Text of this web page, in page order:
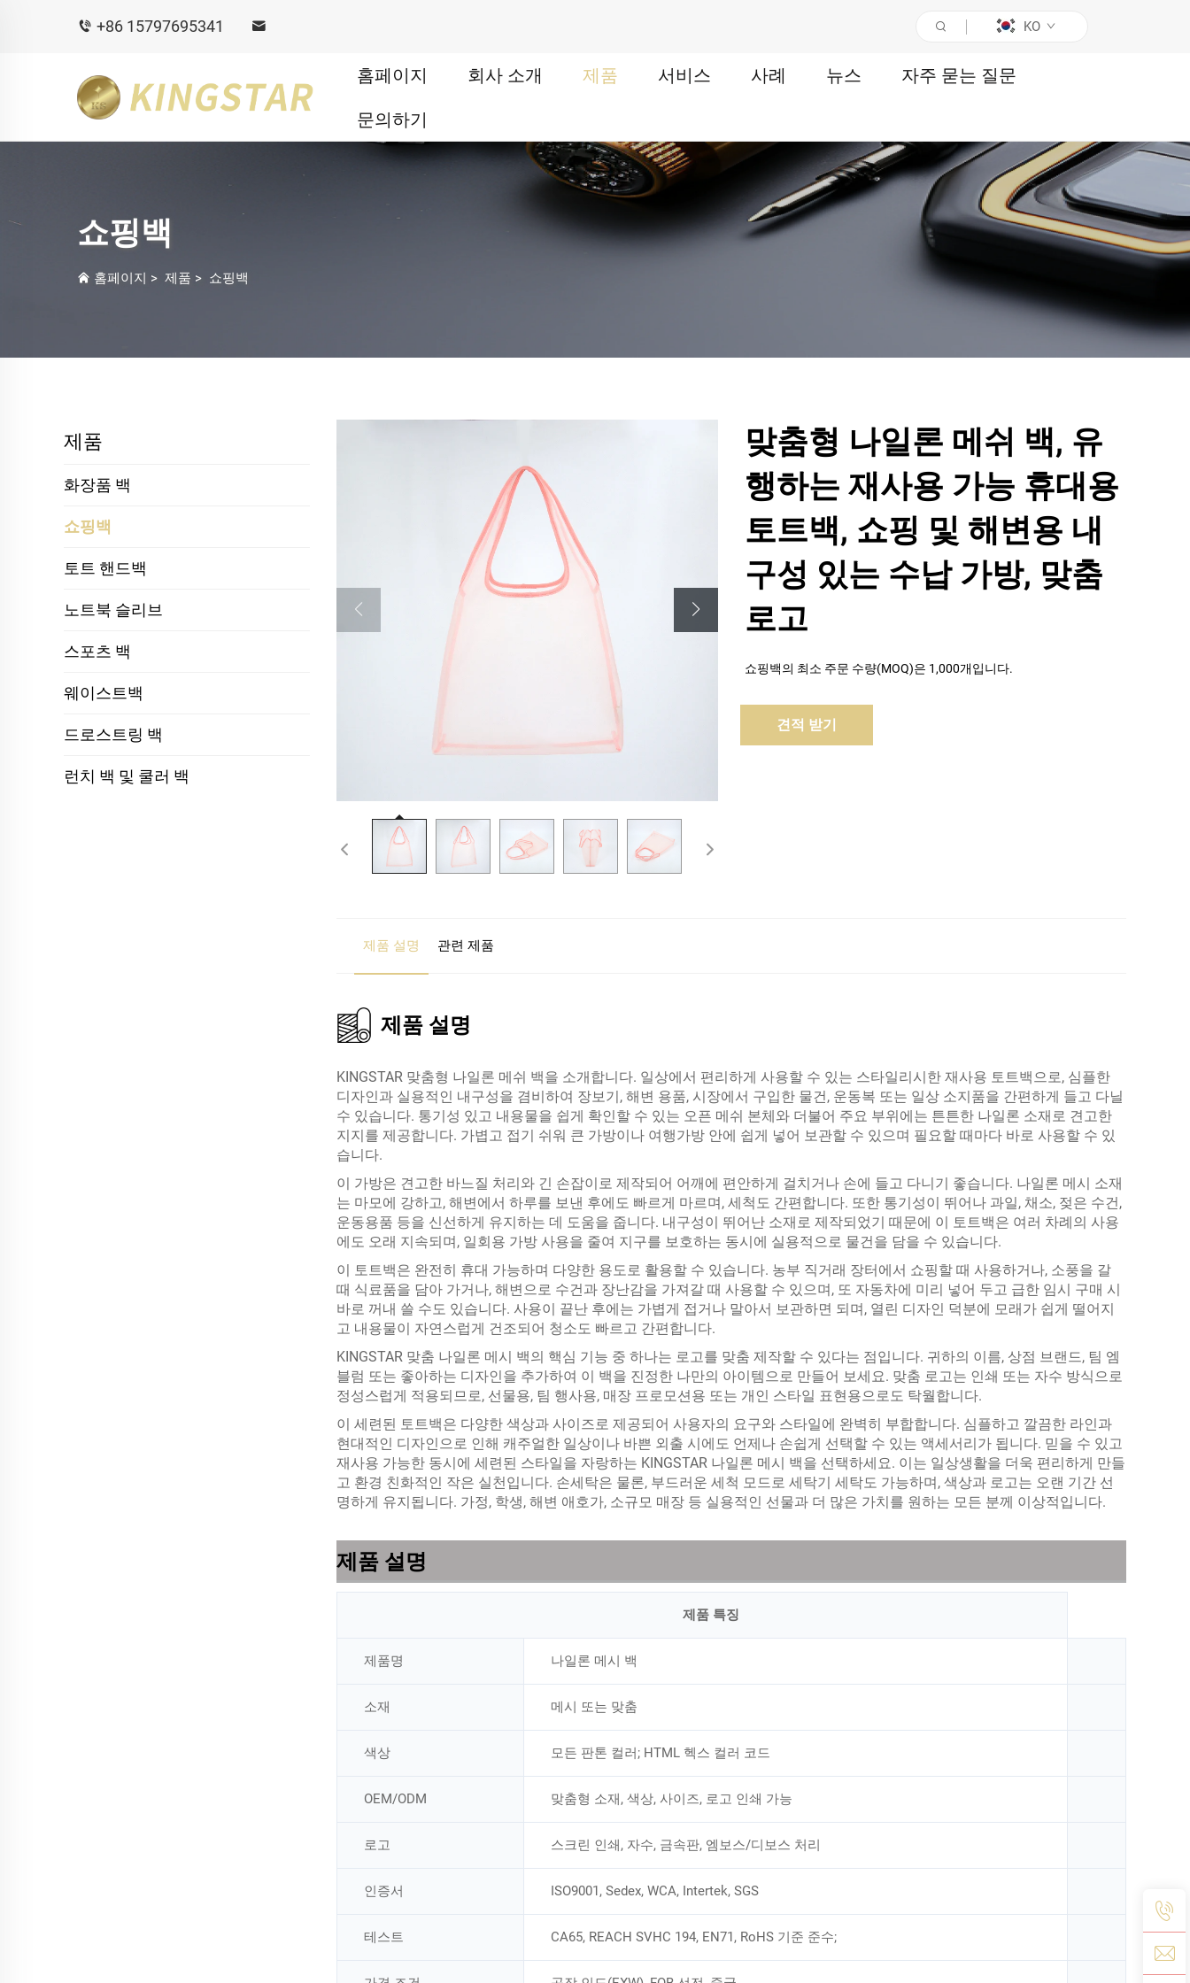
+86 15797695341 KO
홈페이지 회사 소개 제품 서비스 사례 뉴스 자주 묻는 질문
문의하기
쇼핑백
홈페이지 > 제품 > 쇼핑백
제품
화장품 백
쇼핑백
토트 핸드백
노트북 슬리브
스포츠 백
웨이스트백
드로스트링 백
런치 백 및 쿨러 백
맞춤형 나일론 메쉬 백, 유
행하는 재사용 가능 휴대용
토트백, 쇼핑 및 해변용 내
구성 있는 수납 가방, 맞춤
로고
쇼핑백의 최소 주문 수량(MOQ)은 1,000개입니다.
견적 받기
제품 설명 관련 제품
제품 설명
KINGSTAR 맞춤형 나일론 메쉬 백을 소개합니다. 일상에서 편리하게 사용할 수 있는 스타일리시한 재사용 토트백으로, 심플한
디자인과 실용적인 내구성을 겸비하여 장보기, 해변 용품, 시장에서 구입한 물건, 운동복 또는 일상 소지품을 간편하게 들고 다닐
수 있습니다. 통기성 있고 내용물을 쉽게 확인할 수 있는 오픈 메쉬 본체와 더불어 주요 부위에는 튼튼한 나일론 소재로 견고한
지지를 제공합니다. 가볍고 접기 쉬워 큰 가방이나 여행가방 안에 쉽게 넣어 보관할 수 있으며 필요할 때마다 바로 사용할 수 있
습니다.
이 가방은 견고한 바느질 처리와 긴 손잡이로 제작되어 어깨에 편안하게 걸치거나 손에 들고 다니기 좋습니다. 나일론 메시 소재
는 마모에 강하고, 해변에서 하루를 보낸 후에도 빠르게 마르며, 세척도 간편합니다. 또한 통기성이 뛰어나 과일, 채소, 젖은 수건,
운동용품 등을 신선하게 유지하는 데 도움을 줍니다. 내구성이 뛰어난 소재로 제작되었기 때문에 이 토트백은 여러 차례의 사용
에도 오래 지속되며, 일회용 가방 사용을 줄여 지구를 보호하는 동시에 실용적으로 물건을 담을 수 있습니다.
이 토트백은 완전히 휴대 가능하며 다양한 용도로 활용할 수 있습니다. 농부 직거래 장터에서 쇼핑할 때 사용하거나, 소풍을 갈
때 식료품을 담아 가거나, 해변으로 수건과 장난감을 가져갈 때 사용할 수 있으며, 또 자동차에 미리 넣어 두고 급한 임시 구매 시
바로 꺼내 쓸 수도 있습니다. 사용이 끝난 후에는 가볍게 접거나 말아서 보관하면 되며, 열린 디자인 덕분에 모래가 쉽게 떨어지
고 내용물이 자연스럽게 건조되어 청소도 빠르고 간편합니다.
KINGSTAR 맞춤 나일론 메시 백의 핵심 기능 중 하나는 로고를 맞춤 제작할 수 있다는 점입니다. 귀하의 이름, 상점 브랜드, 팀 엠
블럼 또는 좋아하는 디자인을 추가하여 이 백을 진정한 나만의 아이템으로 만들어 보세요. 맞춤 로고는 인쇄 또는 자수 방식으로
정성스럽게 적용되므로, 선물용, 팀 행사용, 매장 프로모션용 또는 개인 스타일 표현용으로도 탁월합니다.
이 세련된 토트백은 다양한 색상과 사이즈로 제공되어 사용자의 요구와 스타일에 완벽히 부합합니다. 심플하고 깔끔한 라인과
현대적인 디자인으로 인해 캐주얼한 일상이나 바쁜 외출 시에도 언제나 손쉽게 선택할 수 있는 액세서리가 됩니다. 믿을 수 있고
재사용 가능한 동시에 세련된 스타일을 자랑하는 KINGSTAR 나일론 메시 백을 선택하세요. 이는 일상생활을 더욱 편리하게 만들
고 환경 친화적인 작은 실천입니다. 손세탁은 물론, 부드러운 세척 모드로 세탁기 세탁도 가능하며, 색상과 로고는 오랜 기간 선
명하게 유지됩니다. 가정, 학생, 해변 애호가, 소규모 매장 등 실용적인 선물과 더 많은 가치를 원하는 모든 분께 이상적입니다.
제품 설명
제품 특징
제품명 나일론 메시 백
소재 메시 또는 맞춤
색상 모든 판톤 컬러; HTML 헥스 컬러 코드
OEM/ODM 맞춤형 소재, 색상, 사이즈, 로고 인쇄 가능
로고 스크린 인쇄, 자수, 금속판, 엠보스/디보스 처리
인증서 ISO9001, Sedex, WCA, Intertek, SGS
테스트 CA65, REACH SVHC 194, EN71, RoHS 기준 준수;